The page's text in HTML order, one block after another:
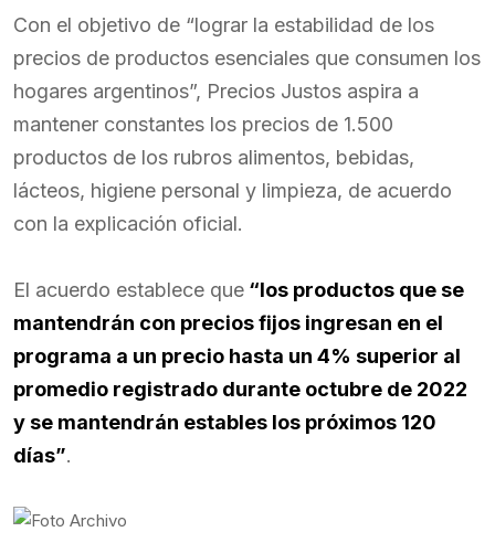
Con el objetivo de “lograr la estabilidad de los
precios de productos esenciales que consumen los
hogares argentinos”, Precios Justos aspira a
mantener constantes los precios de 1.500
productos de los rubros alimentos, bebidas,
lácteos, higiene personal y limpieza, de acuerdo
con la explicación oficial.
El acuerdo establece que “los productos que se
mantendrán con precios fijos ingresan en el
programa a un precio hasta un 4% superior al
promedio registrado durante octubre de 2022
y se mantendrán estables los próximos 120
días”.